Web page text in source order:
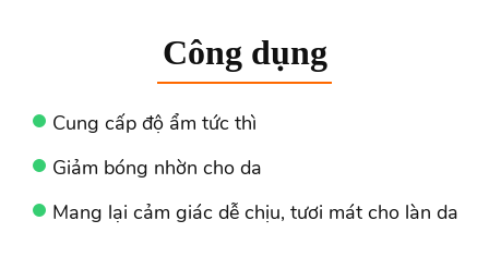
Công dụng
Cung cấp độ ẩm tức thì
Giảm bóng nhờn cho da
Mang lại cảm giác dễ chịu, tươi mát cho làn da